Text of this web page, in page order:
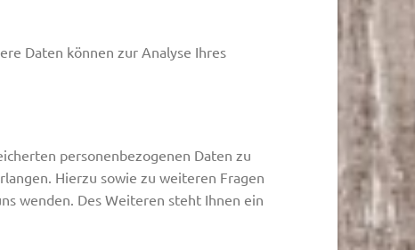
Daten können zur Analyse Ihres
personenbezogenen Daten zu
Hierzu sowie zu weiteren Fragen
wenden. Des Weiteren steht Ihnen ein